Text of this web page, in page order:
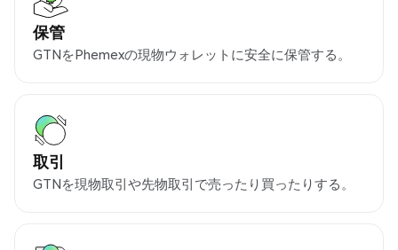
保管
GTNをPhemexの現物ウォレットに安全に保管する。
取引
GTNを現物取引や先物取引で売ったり買ったりする。